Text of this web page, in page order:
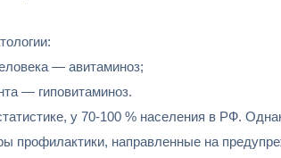
— авитаминоз;
— гиповитаминоз.
у 70-100 % населения в РФ.
профилактики, направленные на